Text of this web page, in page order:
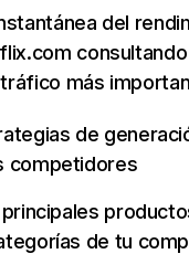
del
más
de
competidores
de tu